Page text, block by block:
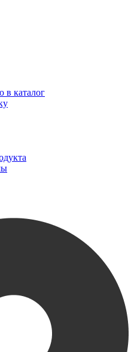
в каталог